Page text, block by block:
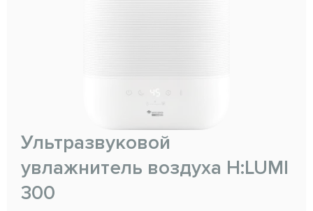
Ультразвуковой
увлажнитель воздуха H:LUMI
300